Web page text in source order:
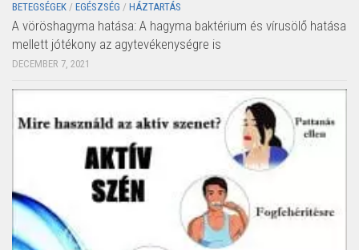
BETEGSÉGEK / EGÉSZSÉG / HÁZTARTÁS
A vöröshagyma hatása: A hagyma baktérium és vírusölő hatása
mellett jótékony az agytevékenységre is
DECEMBER 7, 2021